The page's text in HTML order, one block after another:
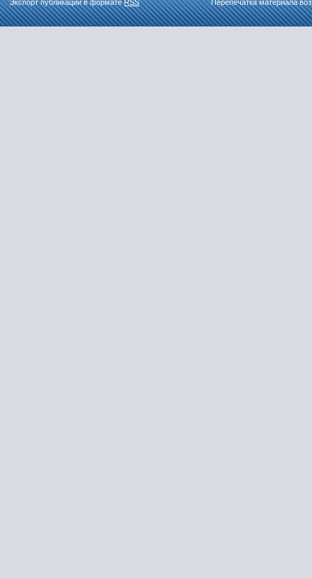
Экспорт публикаций в форматеRSS Перепечатка материала